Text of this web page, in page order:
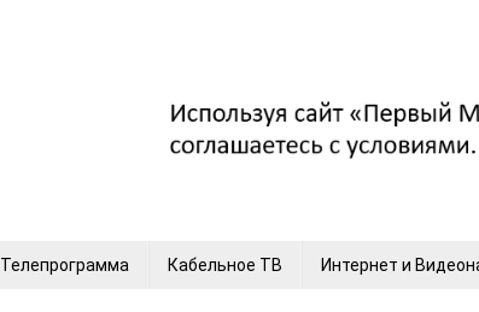
Телепрограмма Кабельное ТВ Интернет и